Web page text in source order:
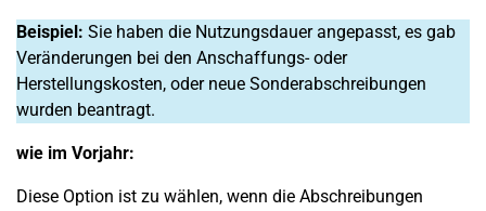
Beispiel: Sie haben die Nutzungsdauer angepasst, es gab
Veränderungen bei den Anschaffungs- oder
Herstellungskosten, oder neue Sonderabschreibungen
wurden beantragt.
wie im Vorjahr:
Diese Option ist zu wählen, wenn die Abschreibungen